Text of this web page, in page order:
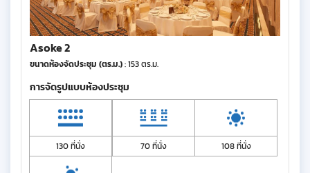
Asoke 2
ขนาดห้องจัดประชุม (ตร.ม.): 153 ตร.ม.
การจัดรูปแบบห้องประชุม
130 ที่นั่ง 70 ที่นั่ง 108 ที่นั่ง